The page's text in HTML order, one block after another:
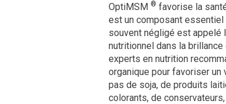
OptiMSM ® favorise la
est un composant
souvent négligé est appelé
nutritionnel dans la
experts en nutrition
organique pour favoriser
pas de soja, de produits
colorants, de conservateurs,